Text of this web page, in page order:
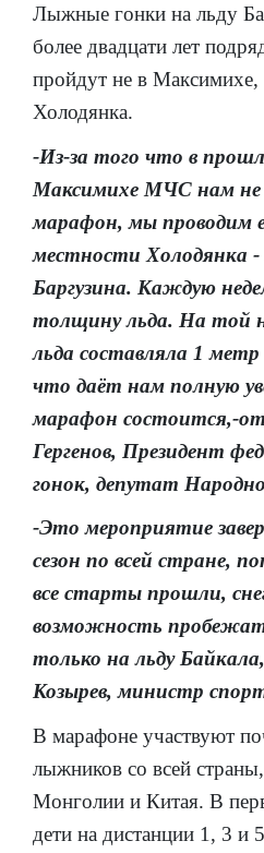
Лыжные гонки на льду
более двадцати лет
пройдут не в Максимихе,
Холодянка.
-Из-за того что в
Максимихе МЧС нам не
марафон, мы проводим
местности Холодянка
Баргузина. Каждую
толщину льда. На той
льда составляла 1
что даёт нам полную
марафон состоится,-
Гергенов, Президент
гонок, депутат
-Это мероприятие
сезон по всей стране,
все старты прошли,
возможность
только на льду
Козырев, министр
В марафоне участвуют
лыжников со всей
Монголии и Китая. В
дети на дистанции 1, 3 и